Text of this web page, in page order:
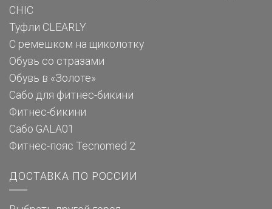
CHIC
Туфли CLEARLY
С ремешком на щиколотку
Обувь со стразами
Обувь в «Золоте»
Сабо для фитнес-бикини
Фитнес-бикини
Сабо GALA01
Фитнес-пояс Tecnomed 2
ДОСТАВКА ПО РОССИИ